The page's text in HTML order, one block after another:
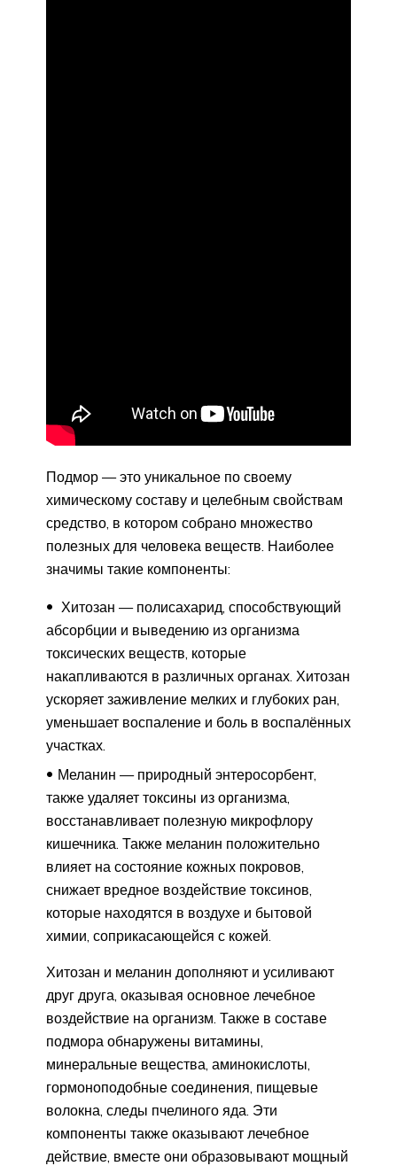
Подмор — это уникальное по своему
химическому составу и целебным свойствам
средство, в котором собрано множество
полезных для человека веществ. Наиболее
значимы такие компоненты:
Хитозан — полисахарид, способствующий
абсорбции и выведению из организма
токсических веществ, которые
накапливаются в различных органах. Хитозан
ускоряет заживление мелких и глубоких ран,
уменьшает воспаление и боль в воспалённых
участках.
Меланин — природный энтеросорбент,
также удаляет токсины из организма,
восстанавливает полезную микрофлору
кишечника. Также меланин положительно
влияет на состояние кожных покровов,
снижает вредное воздействие токсинов,
которые находятся в воздухе и бытовой
химии, соприкасающейся с кожей.
Хитозан и меланин дополняют и усиливают
друг друга, оказывая основное лечебное
воздействие на организм. Также в составе
подмора обнаружены витамины,
минеральные вещества, аминокислоты,
гормоноподобные соединения, пищевые
волокна, следы пчелиного яда. Эти
компоненты также оказывают лечебное
действие, вместе они образовывают мощный